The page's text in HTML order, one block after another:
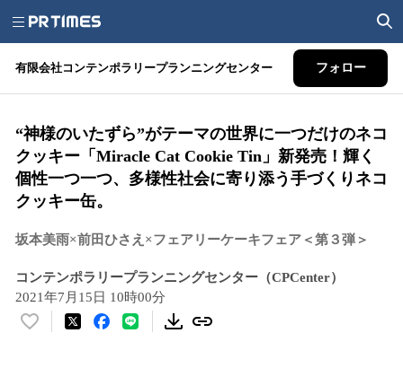
有限会社コンテンポラリープランニングセンター フォロー
“神様のいたずら”がテーマの世界に一つだけのネコ
クッキー「Miracle Cat Cookie Tin」新発売！輝く
個性一つ一つ、多様性社会に寄り添う手づくりネコ
クッキー缶。
坂本美雨×前田ひさえ×フェアリーケーキフェア＜第３弾＞
コンテンポラリープランニングセンター（CPCenter）
2021年7月15日 10時00分
い